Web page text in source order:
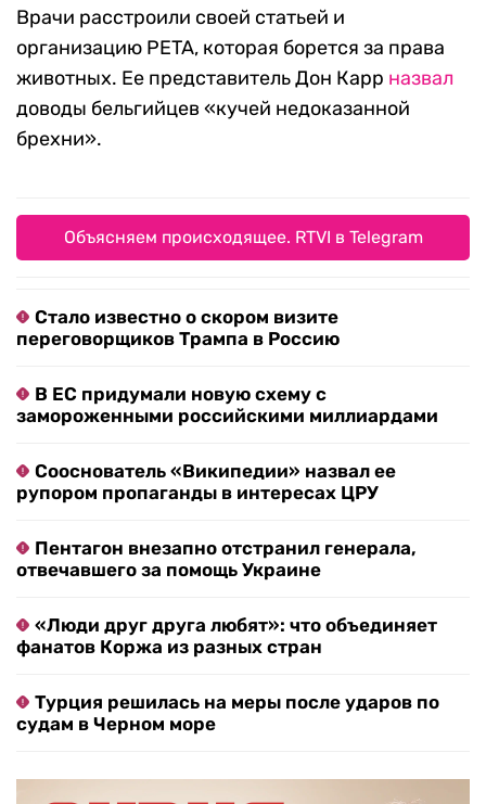
Врачи расстроили своей статьей и
организацию PETA, которая борется за права
животных. Ее представитель Дон Карр назвал
доводы бельгийцев «кучей недоказанной
брехни».
Объясняем происходящее. RTVI в Telegram
Стало известно о скором визите
переговорщиков Трампа в Россию
В ЕС придумали новую схему с
замороженными российскими миллиардами
Сооснователь «Википедии» назвал ее
рупором пропаганды в интересах ЦРУ
Пентагон внезапно отстранил генерала,
отвечавшего за помощь Украине
«Люди друг друга любят»: что объединяет
фанатов Коржа из разных стран
Турция решилась на меры после ударов по
судам в Черном море